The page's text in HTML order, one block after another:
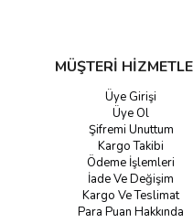
MÜŞTERİ
Üye Girişi
Üye Ol
Şifremi Unuttum
Kargo Takibi
Ödeme İşlemleri
İade Ve Değişim
Kargo Ve Teslimat
Para Puan Hakkında